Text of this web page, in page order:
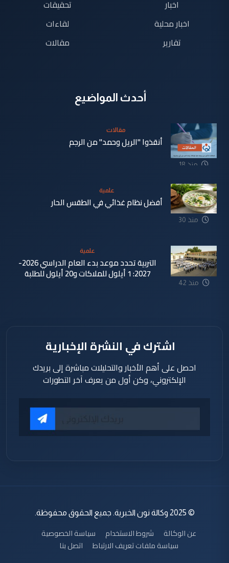
اخبار
اخبار محلية
تقارير
تحقيقات
لقاءات
مقالات
أحدث المواضيع
منذ 18
مقالات
أنقذوا "الريل وحمد" من الرجم
منذ 30
علمية
أفضل نظام غذائي في الطقس الحار
منذ 42
علمية
التربية تحدد موعد بدء العام الدراسي 2026-
2027: 1 أيلول للملاكات و20 أيلول للطلبة
اشترك في النشرة الإخبارية
احصل على أهم الأخبار والتحليلات مباشرة إلى بريدك
الإلكتروني، وكن أول من يعرف آخر التطورات
© 2025 وكالة نون الخبرية. جميع الحقوق محفوظة.
عن الوكالة شروط الاستخدام
سياسة الخصوصية
سياسة ملفات تعريف الارتباط
اتصل بنا